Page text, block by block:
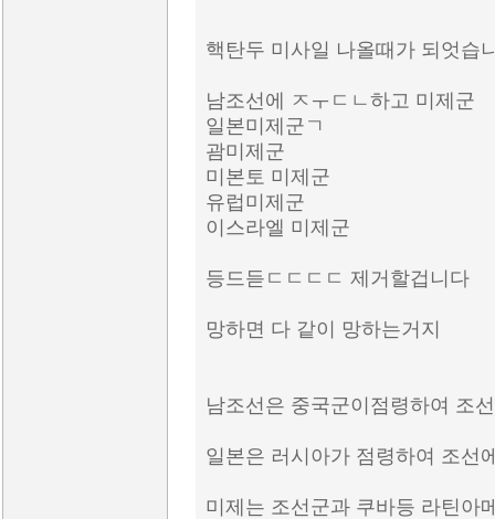
핵탄두 미사일 나올때가 되엇습
남조선에 ㅤㅈㅜㄷㄴ하고 미제군
일본미제군ㄱ
괌미제군
미본토 미제군
유럽미제군
이스라엘 미제군
등드듣ㄷㄷㄷㄷ 제거할겁니다
망하면 다 같이 망하는거지
남조선은 중국군이점령하여 조
일본은 러시아가 점령하여 조선
미제는 조선군과 쿠바등 라틴아